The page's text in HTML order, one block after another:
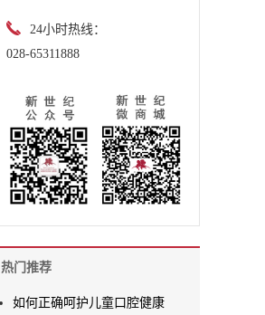
24小时热线：
028-65311888
热门推荐
如何正确呵护儿童口腔健康